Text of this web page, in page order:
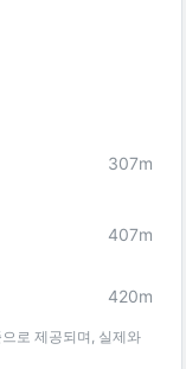
307m
407m
420m
로 제공되며, 실제와